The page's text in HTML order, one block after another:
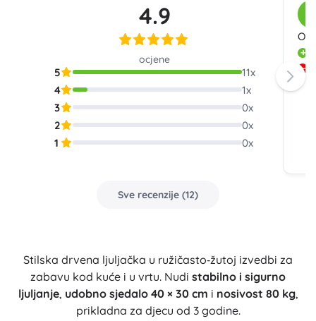
4.9
ocjene
5 11x
4
1x
3
0x
2
0x
1
0x
Sve recenzije (12)
Stilska drvena ljuljačka u ružičasto‑žutoj izvedbi za
zabavu kod kuće i u vrtu. Nudi stabilno i sigurno
ljuljanje, udobno sjedalo 40 × 30 cm i nosivost 80 kg,
prikladna za djecu od 3 godine.